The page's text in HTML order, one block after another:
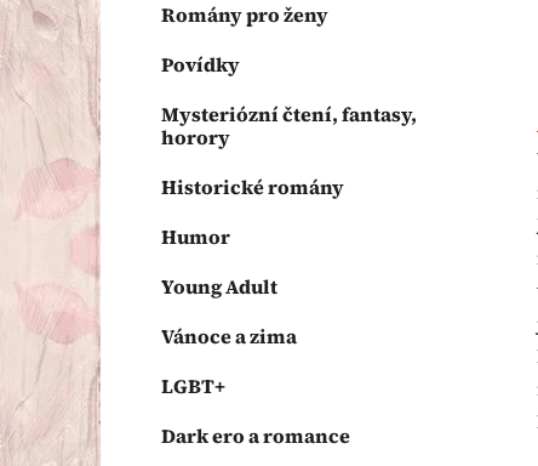
Romány pro ženy
Povídky
Mysteriózní čtení, fantasy,
horory
Historické romány
Humor
Young Adult
Vánoce a zima
LGBT+
Dark ero a romance